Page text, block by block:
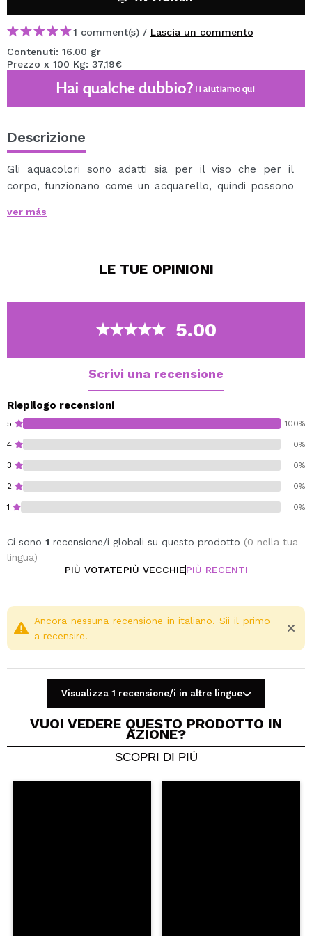
1 comment(s) / Lascia un commento
Contenuti: 16.00 gr
Prezzo x 100 Kg: 37,19€
Hai qualche dubbio?Ti aiutiamoqui
Descrizione
Gli aquacolori sono adatti sia per il viso che per il
corpo, funzionano come un acquarello, quindi possono
Si possono applicare con una spugna o un pennello
Disponobili in un'ampia varietà di toni.
ver más
LE TUE OPINIONI
5.00
Scrivi una recensione
Riepilogo recensioni
5 100%
4 0%
3 0%
2 0%
1 0%
Ci sono 1 recensione/i globali su questo prodotto (0 nella tua
lingua)
PIÙ VOTATEPIÙ VECCHIEPIÙ RECENTI
Condividi un video o una foto
Il tuo video potrebbe essere il primo. Immaginalo...
Ancora nessuna recensione in italiano. Sii il primo
a recensire!
Visualizza 1 recensione/i in altre lingue
VUOI VEDERE QUESTO PRODOTTO IN
AZIONE?
SCOPRI DI PIÙ